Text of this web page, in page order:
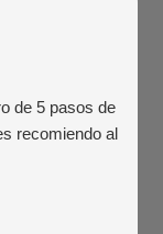
de 5 pasos de
recomiendo al